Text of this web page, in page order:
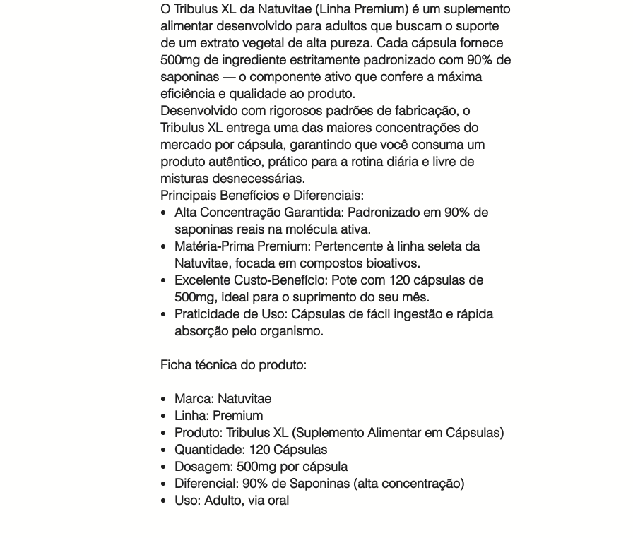
O Tribulus XL da Natuvitae (Linha Premium) é um suplemento
alimentar desenvolvido para adultos que buscam o suporte
de um extrato vegetal de alta pureza. Cada cápsula fornece
500mg de ingrediente estritamente padronizado com 90% de
saponinas — o componente ativo que confere a máxima
eficiência e qualidade ao produto.
Desenvolvido com rigorosos padrões de fabricação, o
Tribulus XL entrega uma das maiores concentrações do
mercado por cápsula, garantindo que você consuma um
produto autêntico, prático para a rotina diária e livre de
misturas desnecessárias.
Principais Benefícios e Diferenciais:
Alta Concentração Garantida: Padronizado em 90% de
saponinas reais na molécula ativa.
Matéria-Prima Premium: Pertencente à linha seleta da
Natuvitae, focada em compostos bioativos.
Excelente Custo-Benefício: Pote com 120 cápsulas de
500mg, ideal para o suprimento do seu mês.
Praticidade de Uso: Cápsulas de fácil ingestão e rápida
absorção pelo organismo.
Ficha técnica do produto:
Marca: Natuvitae
Linha: Premium
Produto: Tribulus XL (Suplemento Alimentar em Cápsulas)
Quantidade: 120 Cápsulas
Dosagem: 500mg por cápsula
Diferencial: 90% de Saponinas (alta concentração)
Uso: Adulto, via oral